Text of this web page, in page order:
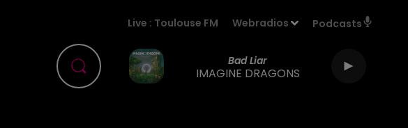
Live : Toulouse FM Webradios Podcasts
Bad Liar
IMAGINE DRAGONS